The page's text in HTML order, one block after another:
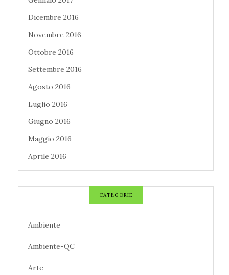
Dicembre 2016
Novembre 2016
Ottobre 2016
Settembre 2016
Agosto 2016
Luglio 2016
Giugno 2016
Maggio 2016
Aprile 2016
CATEGORIE
Ambiente
Ambiente-QC
Arte